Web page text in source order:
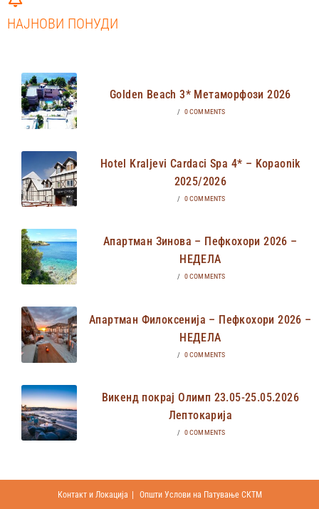
НАЈНОВИ ПОНУДИ
Golden Beach 3* Метаморфози 2026
/ 0 COMMENTS
Hotel Kraljevi Cardaci Spa 4* – Kopaonik
2025/2026
/ 0 COMMENTS
Апартман Зинова – Пефкохори 2026 –
НЕДЕЛА
/ 0 COMMENTS
Апартман Филоксенија – Пефкохори 2026 –
НЕДЕЛА
/ 0 COMMENTS
Викенд покрај Олимп 23.05-25.05.2026
Лептокарија
/ 0 COMMENTS
Контакт и Локација Општи Услови на Патување СКТМ